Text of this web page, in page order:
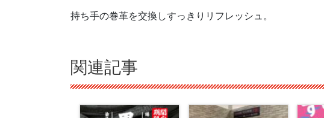
持ち手の巻革を交換しすっきりリフレッシュ。
関連記事